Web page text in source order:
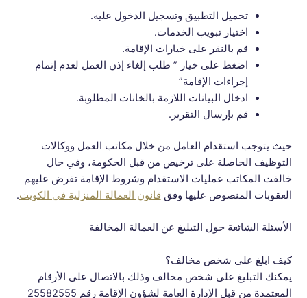
تحميل التطبيق وتسجيل الدخول عليه.
اختيار تبويب الخدمات.
قم بالنقر على خيارات الإقامة.
اضغط على خيار ” طلب إلغاء إذن العمل لعدم إتمام
إجراءات الإقامة”
ادخال البيانات اللازمة بالخانات المطلوبة.
قم بإرسال التقرير.
حيث يتوجب استقدام العامل من خلال مكاتب العمل ووكالات
التوظيف الحاصلة على ترخيص من قبل الحكومة، وفي حال
خالفت المكاتب عمليات الاستقدام وشروط الإقامة تفرض عليهم
العقوبات المنصوص عليها وفق قانون العمالة المنزلية في الكويت.
الأسئلة الشائعة حول التبليغ عن العمالة المخالفة
كيف ابلغ على شخص مخالف؟
يمكنك التبليغ على شخص مخالف وذلك بالاتصال على الأرقام
المعتمدة من قبل الإدارة العامة لشؤون الإقامة رقم 25582555